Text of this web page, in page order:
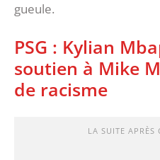
gueule.
PSG : Kylian
soutien à Mike
de racisme
LA SUITE APRÈS